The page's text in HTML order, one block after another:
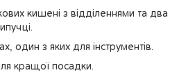
кишені з відділеннями та два
один з яких для інструментів.
кращої посадки.